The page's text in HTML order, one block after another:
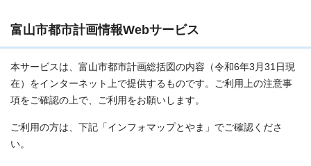
富山市都市計画情報Webサービス
本サービスは、富山市都市計画総括図の内容（令和6年3月31日現
在）をインターネット上で提供するものです。ご利用上の注意事
項をご確認の上で、ご利用をお願いします。
ご利用の方は、下記「インフォマップとやま」でご確認くださ
い。